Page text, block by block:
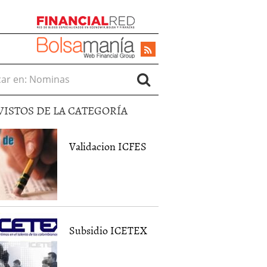
en:
DE LA CATEGORÍA
Validacion ICFES
Subsidio ICETEX